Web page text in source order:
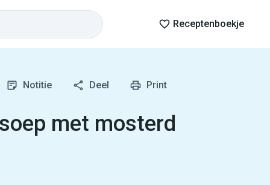
Receptenboekje
Notitie Deel Print
met mosterd